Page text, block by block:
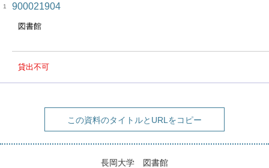
1 900021904
図書館
貸出不可
この資料のタイトルとURLをコピー
長岡大学 図書館